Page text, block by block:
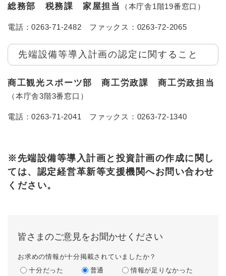
総務部 税務課 家屋担当 （本庁舎1階19番窓口）
電話：0263-71-2482 ファックス：0263-72-2065
先端設備等導入計画の認定に関すること
商工観光スポーツ部 商工労政課 商工労政担当
（本庁舎3階3番窓口）
電話：0263-71-2041 ファックス：0263-72-1340
※先端設備等導入計画と投資計画の作成に関し
ては、認定経営革新等支援機関へお問い合わせ
ください。
皆さまのご意見をお聞かせください
お求めの情報が十分掲載されていましたか？
十分だった
普通 情報が足りなかった